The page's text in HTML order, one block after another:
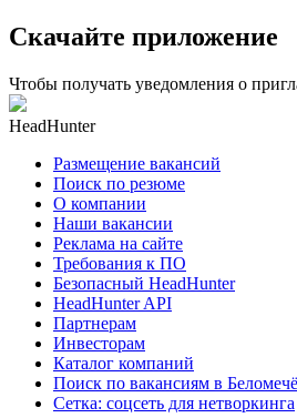
Скачайте приложение
Чтобы получать уведомления о
HeadHunter
Размещение вакансий
Поиск по резюме
О компании
Наши вакансии
Реклама на сайте
Требования к ПО
Безопасный HeadHunter
HeadHunter API
Партнерам
Инвесторам
Каталог компаний
Поиск по вакансиям в
Сетка: соцсеть для нетворкинга